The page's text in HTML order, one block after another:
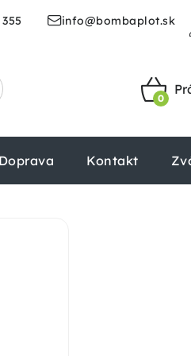
info@bombaplot.sk
Doprava Kontakt